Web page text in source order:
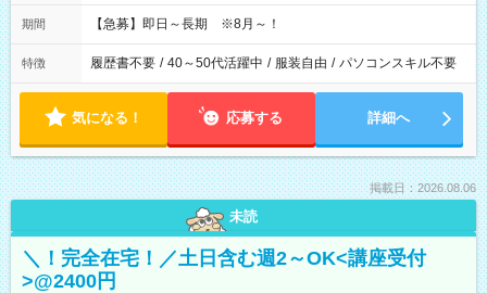
期間 【急募】即日～長期 ※8月～！
特徴 履歴書不要 / 40～50代活躍中 / 服装自由 / パソコンスキル不要
気になる！ 応募する 詳細へ
掲載日：2026.08.06
未読
＼！完全在宅！／土日含む週2～OK<講座受付
>@2400円